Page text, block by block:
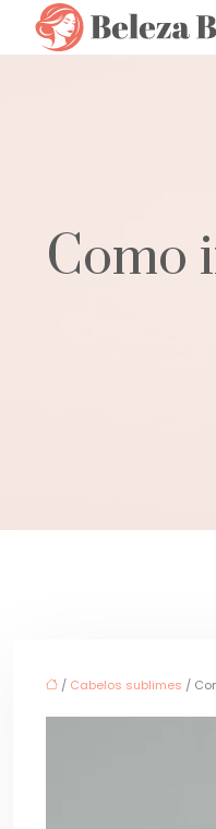
Como
/ Cabelos sublimes /